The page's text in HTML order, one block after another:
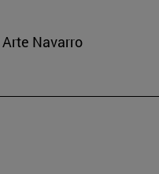
Navarro